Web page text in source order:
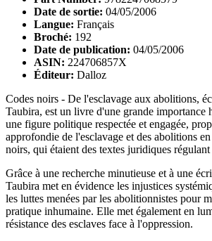
Date de sortie: 04/05/2006
Langue: Français
Broché: 192
Date de publication: 04/05/2006
ASIN: 224706857X
Éditeur: Dalloz
Codes noirs - De l'esclavage aux abolitions,
Taubira, est un livre d'une grande importance
une figure politique respectée et engagée,
approfondie de l'esclavage et des abolitions
noirs, qui étaient des textes juridiques régulant
Grâce à une recherche minutieuse et à une
Taubira met en évidence les injustices
les luttes menées par les abolitionnistes pour
pratique inhumaine. Elle met également en
résistance des esclaves face à l'oppression.